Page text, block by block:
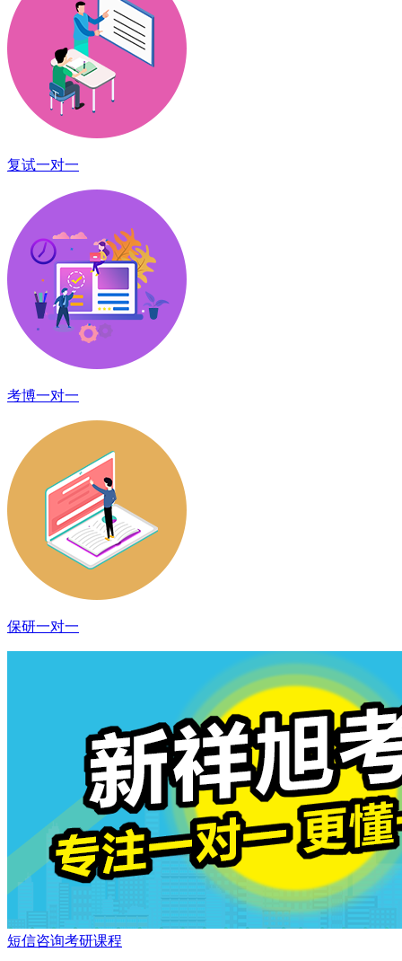
复试一对一
考博一对一
保研一对一
短信咨询考研课程